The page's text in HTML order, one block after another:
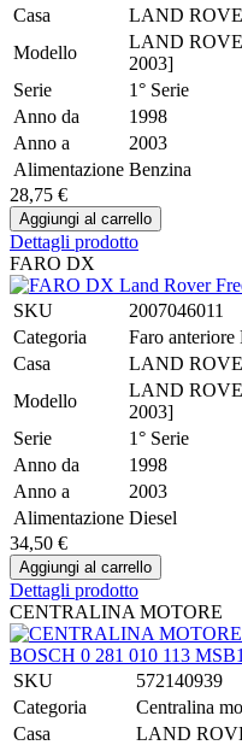
Casa
LAND
Modello
LAND
2003]
Serie
1° Serie
Anno da
1998
Anno a
2003
Alimentazione Benzina
28,75 €
Dettagli prodotto
FARO DX
SKU
2007046011
Categoria
Faro anteriore
Casa
LAND
Modello
LAND
2003]
Serie
1° Serie
Anno da
1998
Anno a
2003
Alimentazione Diesel
34,50 €
Dettagli prodotto
CENTRALINA MOTORE
SKU
572140939
Categoria
Centralina
Casa
LAND